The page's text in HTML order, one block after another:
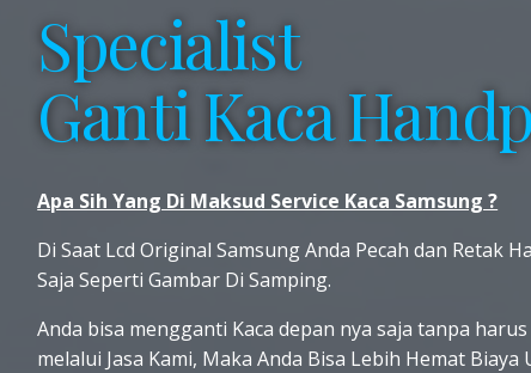
Specialist
Ganti Kaca
Apa Sih Yang Di Maksud Service Kaca Samsung ?
Di Saat Lcd Original Samsung Anda Pecah dan Retak
Saja Seperti Gambar Di Samping.
Anda bisa mengganti Kaca depan nya saja tanpa
melalui Jasa Kami, Maka Anda Bisa Lebih Hemat Biaya